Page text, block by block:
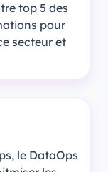
top 5 des
pour
secteur et
le DataOps